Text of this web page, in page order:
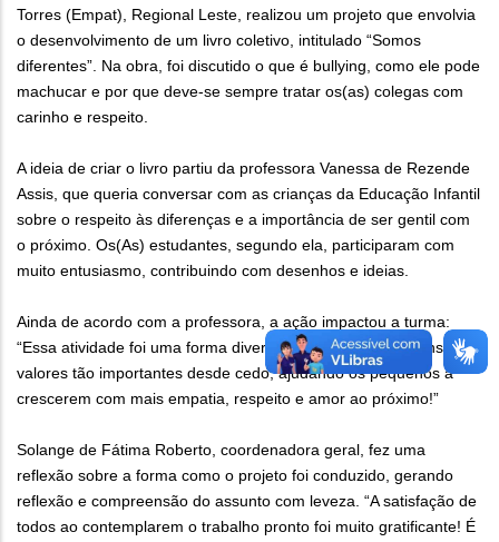
Torres (Empat), Regional Leste, realizou um projeto que envolvia
o desenvolvimento de um livro coletivo, intitulado “Somos
diferentes”. Na obra, foi discutido o que é bullying, como ele pode
machucar e por que deve-se sempre tratar os(as) colegas com
carinho e respeito.
A ideia de criar o livro partiu da professora Vanessa de Rezende
Assis, que queria conversar com as crianças da Educação Infantil
sobre o respeito às diferenças e a importância de ser gentil com
o próximo. Os(As) estudantes, segundo ela, participaram com
muito entusiasmo, contribuindo com desenhos e ideias.
Ainda de acordo com a professora, a ação impactou a turma:
“Essa atividade foi uma forma divertida e significativa de ensinar
valores tão importantes desde cedo, ajudando os pequenos a
crescerem com mais empatia, respeito e amor ao próximo!”
Solange de Fátima Roberto, coordenadora geral, fez uma
reflexão sobre a forma como o projeto foi conduzido, gerando
reflexão e compreensão do assunto com leveza. “A satisfação de
todos ao contemplarem o trabalho pronto foi muito gratificante! É